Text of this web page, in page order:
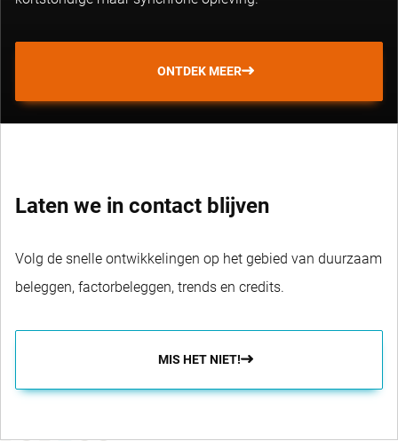
ONTDEK MEER
Laten we in contact blijven
Volg de snelle ontwikkelingen op het gebied van duurzaam
beleggen, factorbeleggen, trends en credits.
MIS HET NIET!